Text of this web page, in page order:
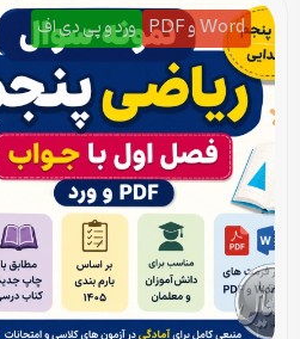
Word و PDF ورد و پی دی اف